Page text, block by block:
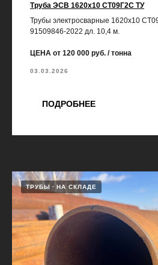
Труба ЭСВ 1620х10 СТ09Г2С ТУ
Трубы электросварные 1620х10
91509846-2022 дл. 10,4 м.
ЦЕНА от 120 000 руб. / тонна
03.03.2026
ПОДРОБНЕЕ
ТРУБЫ НА СКЛАДЕ